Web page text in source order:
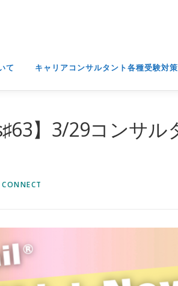
て キャリアコンサルタント各種受験対策
】3/29コンサ
CONNECT